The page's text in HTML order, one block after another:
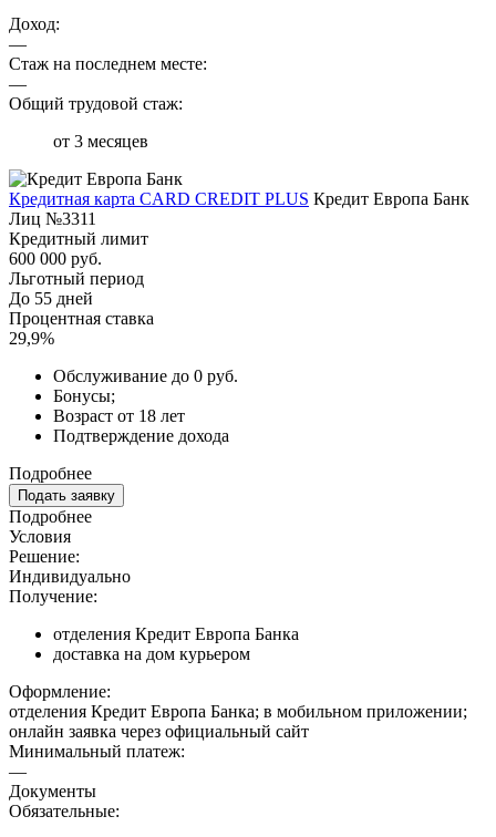
Доход:
—
Стаж на последнем месте:
—
Общий трудовой стаж:
от 3 месяцев
Кредитная карта CARD CREDIT PLUS Кредит Европа Банк
Лиц №3311
Кредитный лимит
600 000 руб.
Льготный период
До 55 дней
Процентная ставка
29,9%
Обслуживание до 0 руб.
Бонусы;
Возраст от 18 лет
Подтверждение дохода
Подробнее
Подать заявку
Подробнее
Условия
Решение:
Индивидуально
Получение:
отделения Кредит Европа Банка
доставка на дом курьером
Оформление:
отделения Кредит Европа Банка; в мобильном приложении;
онлайн заявка через официальный сайт
Минимальный платеж:
—
Документы
Обязательные: